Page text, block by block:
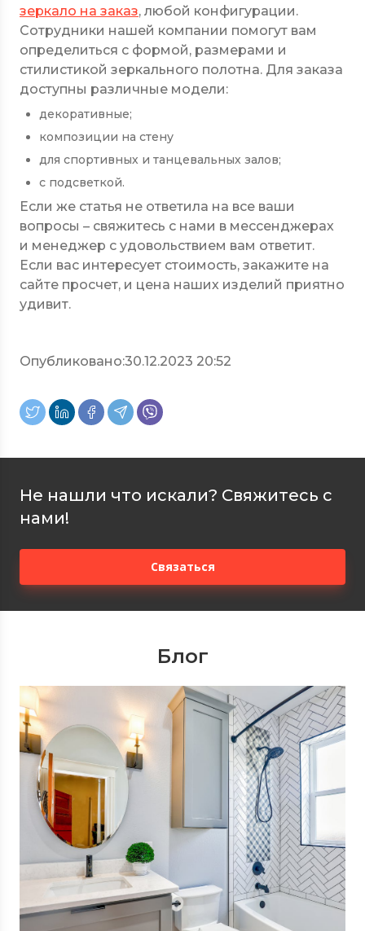
зеркало на заказ, любой конфигурации.
Сотрудники нашей компании помогут вам
определиться с формой, размерами и
стилистикой зеркального полотна. Для заказа
доступны различные модели:
декоративные;
композиции на стену
для спортивных и танцевальных залов;
с подсветкой.
Если же статья не ответила на все ваши
вопросы – свяжитесь с нами в мессенджерах
и менеджер с удовольствием вам ответит.
Если вас интересует стоимость, закажите на
сайте просчет, и цена наших изделий приятно
удивит.
Опубликовано:30.12.2023 20:52
Не нашли что искали? Свяжитесь с
нами!
Связаться
Блог